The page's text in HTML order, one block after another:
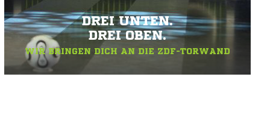
DREI UNTEN.
DREI OBEN.
WIR BRINGEN DICH AN DIE ZDF-TORWAND